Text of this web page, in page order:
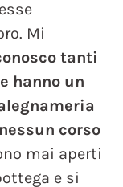
Mi
tanti
hanno un
corso
mai aperti
e si